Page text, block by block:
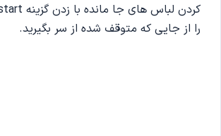
را از جایی که متوقف شده از سر بگیرید.